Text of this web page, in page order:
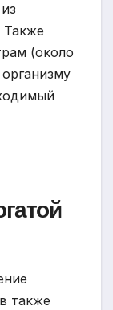
Также
(около
также